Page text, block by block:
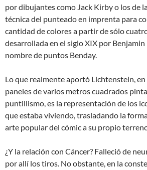
por dibujantes como Jack Kirby o los de
técnica del punteado en imprenta para
cantidad de colores a partir de sólo
desarrollada en el siglo XIX por Benjamin
nombre de puntos Benday.
Lo que realmente aportó Lichtenstein, en
paneles de varios metros cuadrados
puntillismo, es la representación de los
que estaba viviendo, trasladando la
arte popular del cómic a su propio
¿Y la relación con Cáncer? Falleció de
por allí los tiros. No obstante, en la